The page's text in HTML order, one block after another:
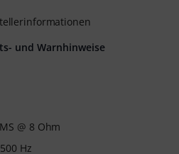
@ 8 Ohm
Hz
und Warnhinweise